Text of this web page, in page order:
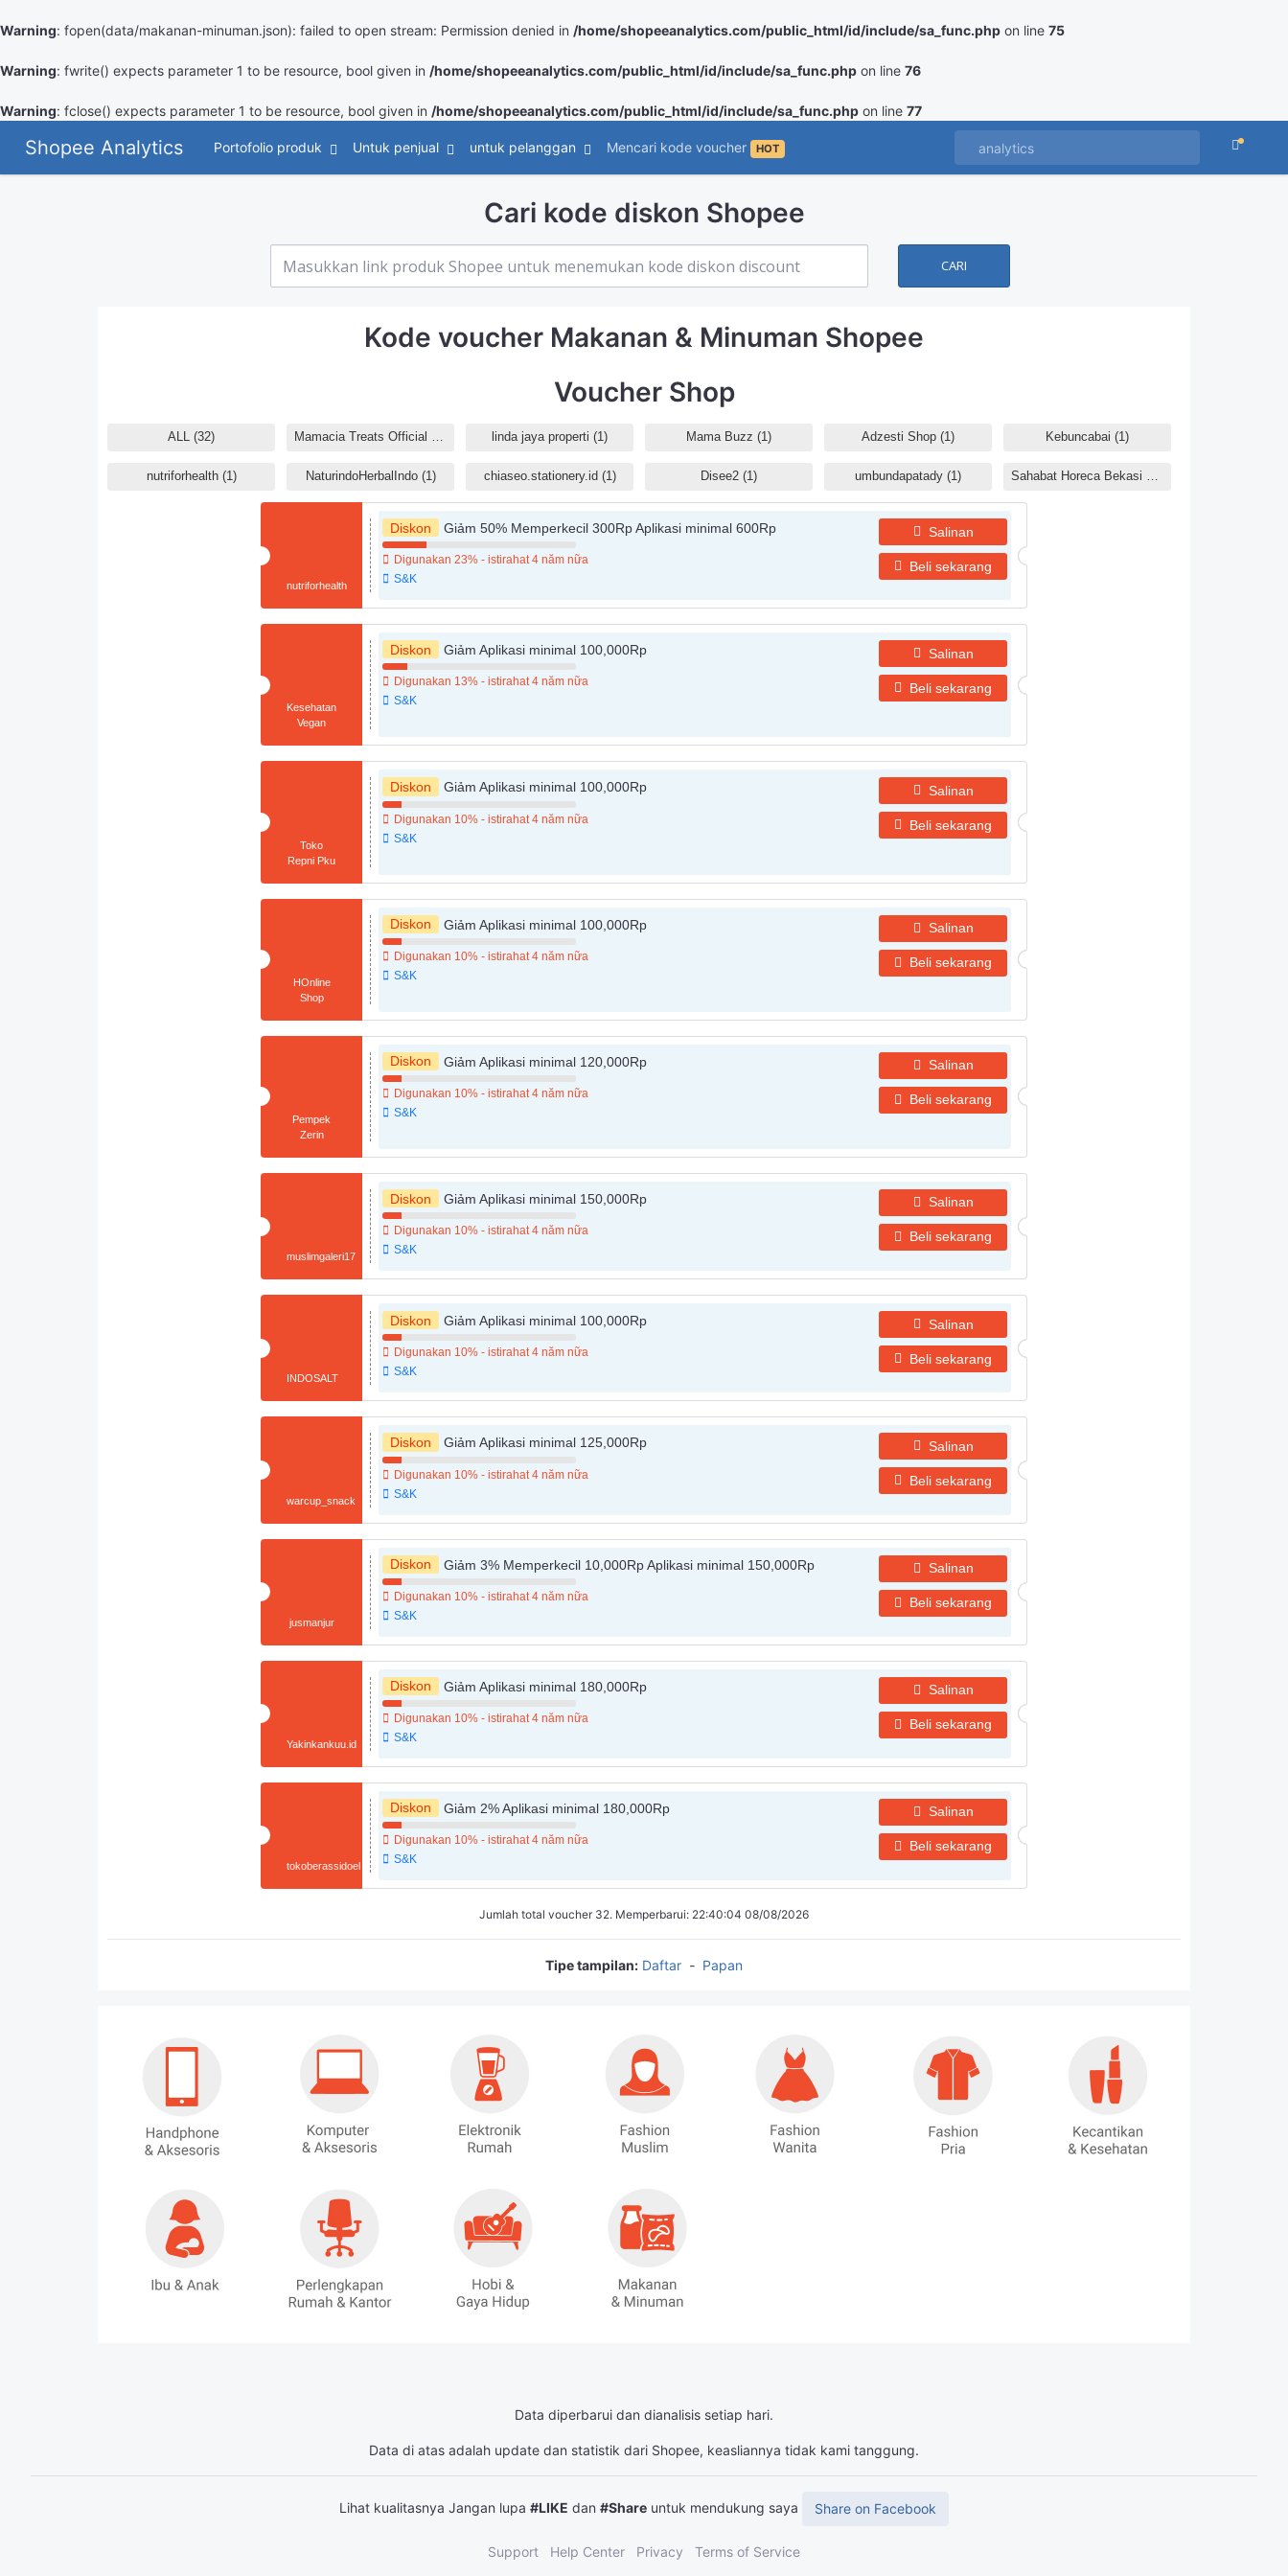
Warning: fopen(data/makanan-minuman.json): failed to open stream: Permission denied in /home/shopeeanalytics.com/public_html/id/include/sa_func.php on line 75
Warning: fwrite() expects parameter 1 to be resource, bool given in /home/shopeeanalytics.com/public_html/id/include/sa_func.php on line 76
Warning: fclose() expects parameter 1 to be resource, bool given in /home/shopeeanalytics.com/public_html/id/include/sa_func.php on line 77
Shopee Analytics Portofolio produk Untuk penjual untuk pelanggan Mencari kode voucher HOT
Cari kode diskon Shopee
CARI
Kode voucher Makanan & Minuman Shopee
Voucher Shop
ALL (32)
nutriforhealth (1)
Mamacia Treats Official Shop (1)
NaturindoHerbalIndo (1)
linda jaya properti (1)
chiaseo.stationery.id (1)
Mama Buzz (1)
Disee2 (1)
Adzesti Shop (1)
umbundapatady (1)
Kebuncabai (1)
Sahabat Horeca Bekasi Kota (1)
nutriforhealth
Diskon Giảm 50% Memperkecil 300Rp Aplikasi minimal 600Rp
Digunakan 23% - istirahat 4 năm nữa
S&K
Salinan
Beli sekarang
Kesehatan
Vegan
Diskon Giảm Aplikasi minimal 100,000Rp
Digunakan 13% - istirahat 4 năm nữa
S&K
Salinan
Beli sekarang
Toko
Repni Pku
Diskon Giảm Aplikasi minimal 100,000Rp
Digunakan 10% - istirahat 4 năm nữa
S&K
Salinan
Beli sekarang
HOnline
Shop
Diskon Giảm Aplikasi minimal 100,000Rp
Digunakan 10% - istirahat 4 năm nữa
S&K
Salinan
Beli sekarang
Pempek
Zerin
Diskon Giảm Aplikasi minimal 120,000Rp
Digunakan 10% - istirahat 4 năm nữa
S&K
Salinan
Beli sekarang
muslimgaleri17
Diskon Giảm Aplikasi minimal 150,000Rp
Digunakan 10% - istirahat 4 năm nữa
S&K
Salinan
Beli sekarang
INDOSALT
Diskon Giảm Aplikasi minimal 100,000Rp
Digunakan 10% - istirahat 4 năm nữa
S&K
Salinan
Beli sekarang
warcup_snack
Diskon Giảm Aplikasi minimal 125,000Rp
Digunakan 10% - istirahat 4 năm nữa
S&K
Salinan
Beli sekarang
jusmanjur
Diskon Giảm 3% Memperkecil 10,000Rp Aplikasi minimal 150,000Rp
Digunakan 10% - istirahat 4 năm nữa
S&K
Salinan
Beli sekarang
Yakinkankuu.id
Diskon Giảm Aplikasi minimal 180,000Rp
Digunakan 10% - istirahat 4 năm nữa
S&K
Salinan
Beli sekarang
tokoberassidoel
Diskon Giảm 2% Aplikasi minimal 180,000Rp
Digunakan 10% - istirahat 4 năm nữa
S&K
Salinan
Beli sekarang
Jumlah total voucher 32. Memperbarui: 22:40:04 08/08/2026
Tipe tampilan: Daftar - Papan
Data diperbarui dan dianalisis setiap hari.
Data di atas adalah update dan statistik dari Shopee, keasliannya tidak kami tanggung.
Lihat kualitasnya Jangan lupa #LIKE dan #Share untuk mendukung saya Share on Facebook
Support Help Center Privacy Terms of Service